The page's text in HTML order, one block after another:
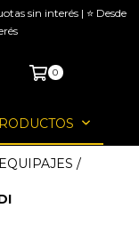
sin interés | ⭐ Desde
0
/